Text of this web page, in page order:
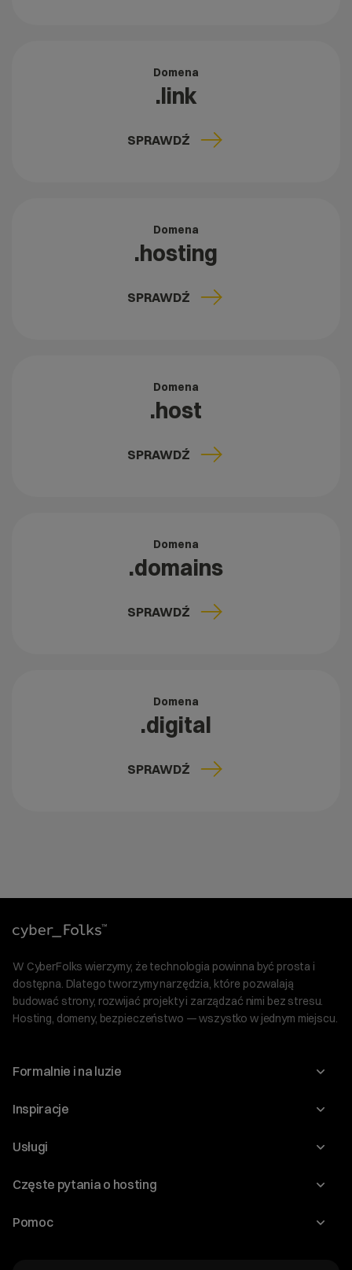
Domena
.link
SPRAWDŹ
Domena
.hosting
SPRAWDŹ
Domena
.host
SPRAWDŹ
Domena
.domains
SPRAWDŹ
Domena
.digital
SPRAWDŹ
W CyberFolks wierzymy, że technologia powinna być prosta i
dostępna. Dlatego tworzymy narzędzia, które pozwalają
budować strony, rozwijać projekty i zarządzać nimi bez stresu.
Hosting, domeny, bezpieczeństwo — wszystko w jednym miejscu.
Formalnie i na luzie
O nas
Program Korzyści dla Inwestorów
Regulaminy i specyfikacje
Inspiracje
Blog
WordPress
Audyt stron
Usługi
Domeny
Częste pytania o hosting
Jak przenieść stronę?
Pomoc